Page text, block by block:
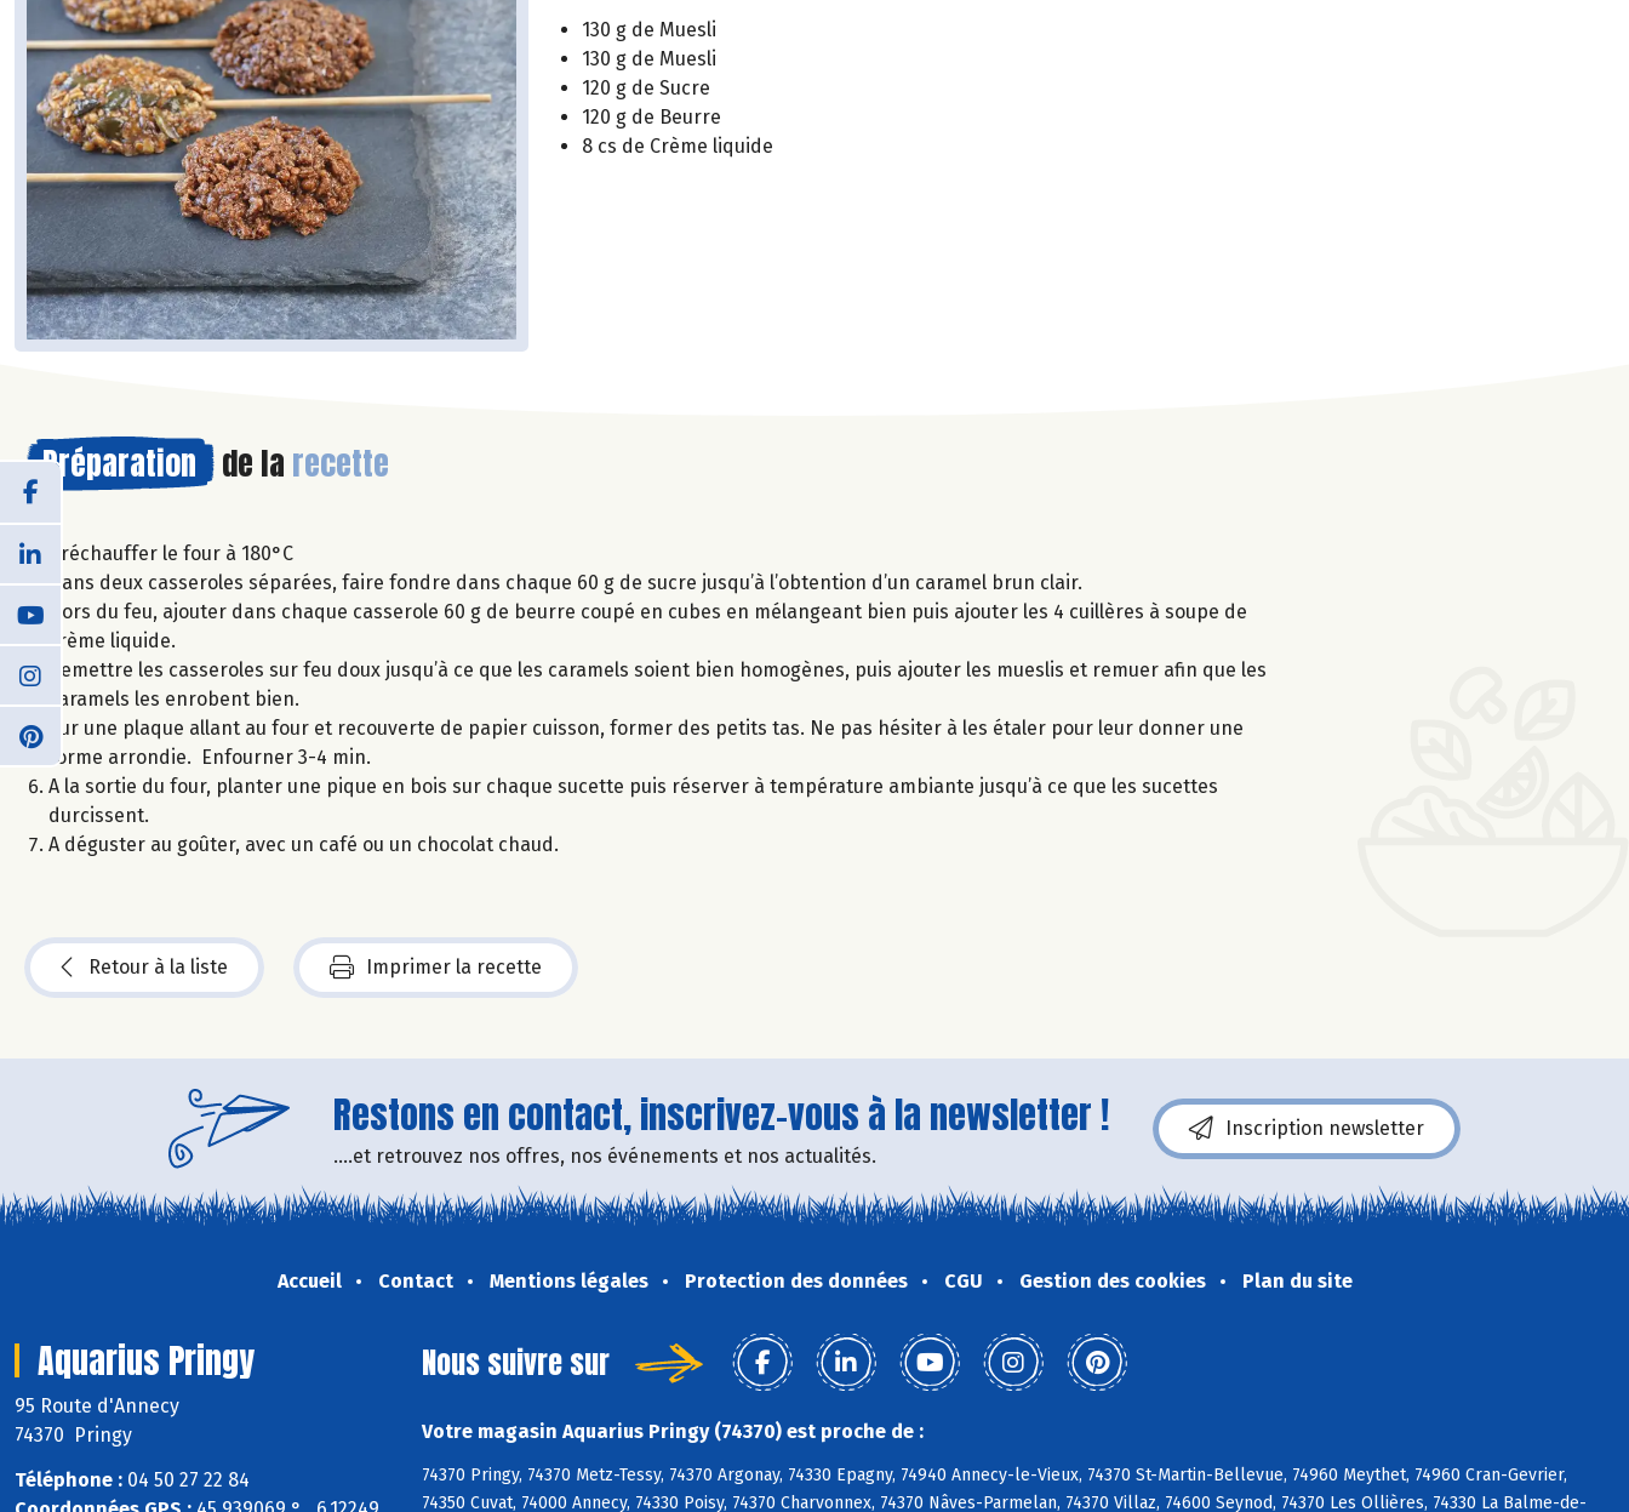
130 g de Muesli
130 g de Muesli
120 g de Sucre
120 g de Beurre
8 cs de Crème liquide
Préparation de la recette
Préchauffer le four à 180°C
Dans deux casseroles séparées, faire fondre dans chaque 60 g de sucre jusqu’à l’obtention d’un caramel brun clair.
Hors du feu, ajouter dans chaque casserole 60 g de beurre coupé en cubes en mélangeant bien puis ajouter les 4 cuillères à soupe de
crème liquide.
Remettre les casseroles sur feu doux jusqu’à ce que les caramels soient bien homogènes, puis ajouter les mueslis et remuer afin que les
caramels les enrobent bien.
Sur une plaque allant au four et recouverte de papier cuisson, former des petits tas. Ne pas hésiter à les étaler pour leur donner une
forme arrondie. Enfourner 3-4 min.
A la sortie du four, planter une pique en bois sur chaque sucette puis réserver à température ambiante jusqu’à ce que les sucettes
durcissent.
A déguster au goûter, avec un café ou un chocolat chaud.
Retour à la liste Imprimer la recette
Restons en contact, inscrivez-vous à la newsletter !
....et retrouvez nos offres, nos événements et nos actualités.
Inscription newsletter
Accueil Contact Mentions légales Protection des données CGU Gestion des cookies Plan du site
Aquarius Pringy
95 Route d'Annecy
74370 Pringy
Téléphone : 04 50 27 22 84
Nous suivre sur
Votre magasin Aquarius Pringy (74370) est proche de :
74370 Pringy, 74370 Metz-Tessy, 74370 Argonay, 74330 Epagny, 74940 Annecy-le-Vieux, 74370 St-Martin-Bellevue, 74960 Meythet, 74960 Cran-Gevrier,
74350 Cuvat, 74000 Annecy, 74330 Poisy, 74370 Charvonnex, 74370 Nâves-Parmelan, 74370 Villaz, 74600 Seynod, 74370 Les Ollières, 74330 La Balme-de-